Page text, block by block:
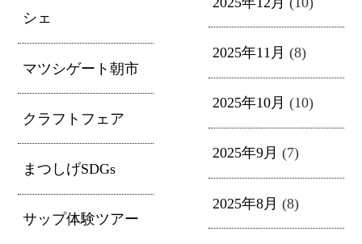
シェ
マツシゲート朝市
クラフトフェア
まつしげSDGs
サップ体験ツアー
2025年11月 (8)
2025年10月 (10)
2025年9月 (7)
2025年8月 (8)